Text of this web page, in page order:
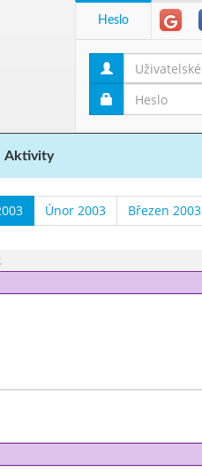
Heslo
Aktivity
Únor 2003 Březen 2003